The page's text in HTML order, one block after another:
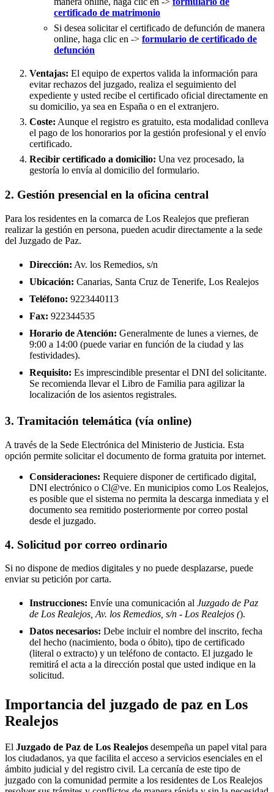
certificado de matrimonio
Si desea solicitar el certificado de defunción de manera
online, haga clic en -> formulario de certificado de
defunción
Ventajas: El equipo de expertos valida la información para
evitar rechazos del juzgado, realiza el seguimiento del
expediente y usted recibe el certificado oficial directamente en
su domicilio, ya sea en España o en el extranjero.
Coste: Aunque el registro es gratuito, esta modalidad conlleva
el pago de los honorarios por la gestión profesional y el envío
certificado.
Recibir certificado a domicilio: Una vez procesado, la
gestoría lo envía al domicilio del formulario.
2. Gestión presencial en la oficina central
Para los residentes en la comarca de Los Realejos que prefieran
realizar la gestión en persona, pueden acudir directamente a la sede
del Juzgado de Paz.
Dirección: Av. los Remedios, s/n
Ubicación: Canarias, Santa Cruz de Tenerife, Los Realejos
Teléfono: 9223440113
Fax: 922344535
Horario de Atención: Generalmente de lunes a viernes, de
9:00 a 14:00 (puede variar en función de la ciudad y las
festividades).
Requisito: Es imprescindible presentar el DNI del solicitante.
Se recomienda llevar el Libro de Familia para agilizar la
localización de los asientos registrales.
3. Tramitación telemática (vía online)
A través de la Sede Electrónica del Ministerio de Justicia. Esta
opción permite solicitar el documento de forma gratuita por internet.
Consideraciones: Requiere disponer de certificado digital,
DNI electrónico o Cl@ve. En municipios como Los Realejos,
es posible que el sistema no permita la descarga inmediata y el
documento sea remitido posteriormente por correo postal
desde el juzgado.
4. Solicitud por correo ordinario
Si no dispone de medios digitales y no puede desplazarse, puede
enviar su petición por carta.
Instrucciones: Envíe una comunicación al Juzgado de Paz
de Los Realejos, Av. los Remedios, s/n - Los Realejos ().
Datos necesarios: Debe incluir el nombre del inscrito, fecha
del hecho (nacimiento, boda o óbito), tipo de certificado
(literal o extracto) y un teléfono de contacto. El juzgado le
remitirá el acta a la dirección postal que usted indique en la
solicitud.
Importancia del juzgado de paz en Los
Realejos
El Juzgado de Paz de Los Realejos desempeña un papel vital para
los ciudadanos, ya que facilita el acceso a servicios esenciales en el
ámbito judicial y del registro civil. La cercanía de este tipo de
juzgado con la comunidad permite a los residentes de Los Realejos